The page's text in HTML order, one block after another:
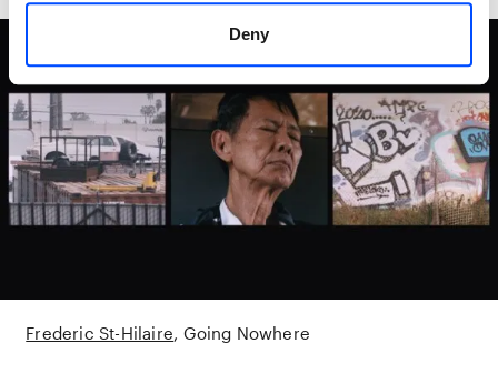
Deny
Frederic St-Hilaire Going Nowhere